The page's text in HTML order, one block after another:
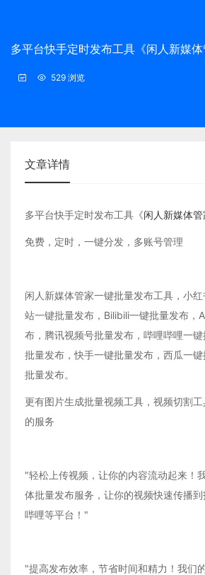
多平台快手定时发布工具《闲人新媒体
529 浏览
文章详情
多平台快手定时发布工具《闲人新媒体管
免费，定时，一键分发，多账号管理
闲人新媒体管家一键批量发布工具，小
站一键批量发布，Bilibili一键批量发布，
布，腾讯视频号批量发布，哔哩哔哩一
批量发布，快手一键批量发布，西瓜一
批量发布。
更有图片生成批量视频工具，视频切割
的服务
"轻松上传视频，让你的内容流动起来！
体批量发布服务，让你的视频快速传播
哔哩等平台！"
"提高发布效率，节省时间和精力！我们